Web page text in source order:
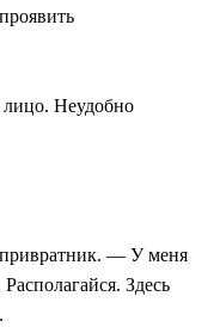
лицо. Неудобно
― У меня
Здесь